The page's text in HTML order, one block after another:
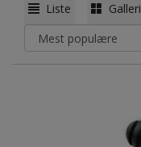
Liste
Galleri